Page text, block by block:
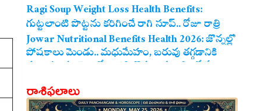
Ragi Soup Weight Loss Health Benefits:
గుట్టలాంటి పొట్టను కరిగించే రాగి సూప్.. రోజూ రాత్రి
తాగితే బరువు తగ్గడం ఖాయం!
Jowar Nutritional Benefits Health 2026: జొన్నల్లో
పోషకాలు మెండు.. మధుమేహం, బరువు తగ్గడానికి
మరియు గుండె ఆరోగ్యానికి జొన్న అన్నం ఎంతో మేలు!
రాశిఫలాలు